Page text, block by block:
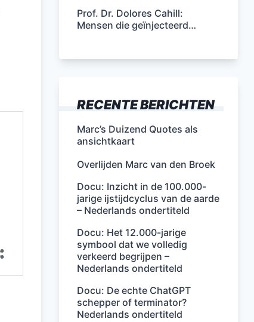
Prof. Dr. Dolores Cahill:
Mensen die geïnjecteerd…
RECENTE BERICHTEN
Marc’s Duizend Quotes als
ansichtkaart
Overlijden Marc van den Broek
Docu: Inzicht in de 100.000-
jarige ijstijdcyclus van de aarde
– Nederlands ondertiteld
Docu: Het 12.000-jarige
symbool dat we volledig
verkeerd begrijpen –
Nederlands ondertiteld
Docu: De echte ChatGPT
schepper of terminator?
Nederlands ondertiteld